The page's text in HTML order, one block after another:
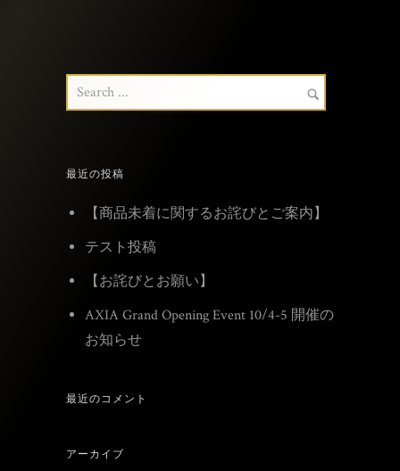
最近の投稿
【商品未着に関するお詫びとご案内】
テスト投稿
【お詫びとお願い】
AXIA Grand Opening Event 10/4-5 開催の
お知らせ
最近のコメント
アーカイブ